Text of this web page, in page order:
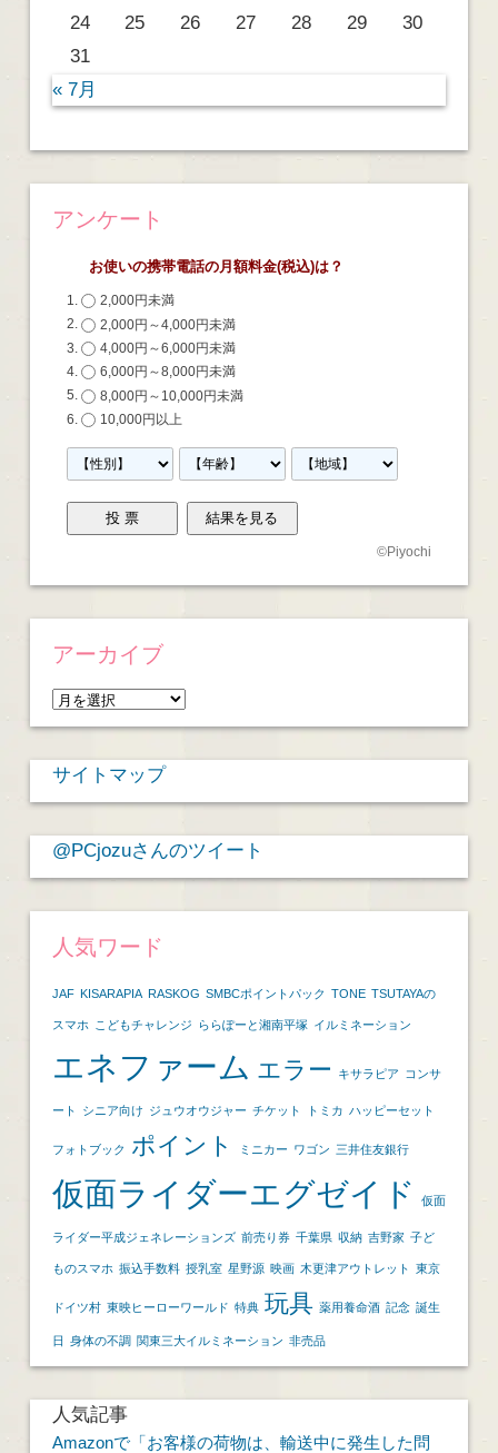
24
25 26 27 28 29
30
31
« 7月
アンケート
お使いの携帯電話の月額料金(税込)は？
2,000円未満
2,000円～4,000円未満
4,000円～6,000円未満
6,000円～8,000円未満
8,000円～10,000円未満
10,000円以上
©Piyochi
アーカイブ
ア
ー
カ
イ
サイトマップ
@PCjozuさんのツイート
人気ワード
JAF KISARAPIA RASKOG SMBCポイントパック TONE TSUTAYAの
スマホ こどもチャレンジ ららぽーと湘南平塚 イルミネーション
エネファーム エラー キサラピア コンサ
ート シニア向け ジュウオウジャー チケット トミカ ハッピーセット
フォトブック ポイント ミニカー ワゴン 三井住友銀行
仮面ライダーエグゼイド 仮面
ライダー平成ジェネレーションズ 前売り券 千葉県 収納 吉野家 子ど
ものスマホ 振込手数料 授乳室 星野源 映画 木更津アウトレット 東京
ドイツ村 東映ヒーローワールド 特典 玩具 薬用養命酒 記念 誕生
日 身体の不調 関東三大イルミネーション 非売品
人気記事
Amazonで「お客様の荷物は、輸送中に発生した問